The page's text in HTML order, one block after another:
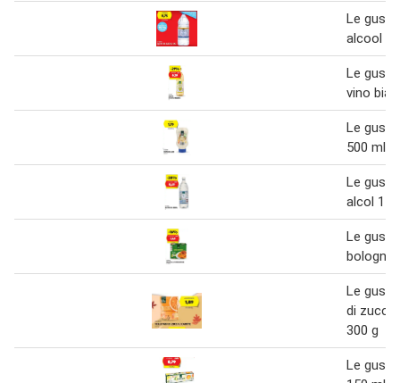
Le
alcool
Le
vino
Le
500 ml
Le
alcol 1 L
Le
Le
di zucca
300 g
Le